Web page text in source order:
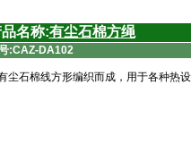
名称:有尘石棉方绳
:CAZ-DA102
尘石棉线方形编织而成，用于各种热